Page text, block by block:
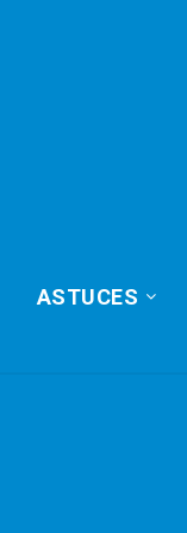
ASTUCES